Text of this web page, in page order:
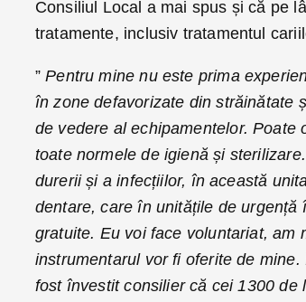
Consiliul Local a mai spus și că pe
tratamente, inclusiv tratamentul
”Pentru mine nu este prima
în zone defavorizate din străinătate
de vedere al echipamentelor.
toate normele de igienă și
durerii și a infecțiilor, în această
dentare, care în unitățile de urgență
gratuite. Eu voi face voluntariat, am
instrumentarul vor fi oferite de
fost învestit consilier că cei 1300